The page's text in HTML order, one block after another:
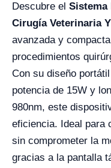
Descubre el Sistema
Cirugía Veterinaria
avanzada y
procedimientos
Con su diseño
potencia de 15W y
980nm, este
eficiencia. Ideal para
sin comprometer la
gracias a la pantalla